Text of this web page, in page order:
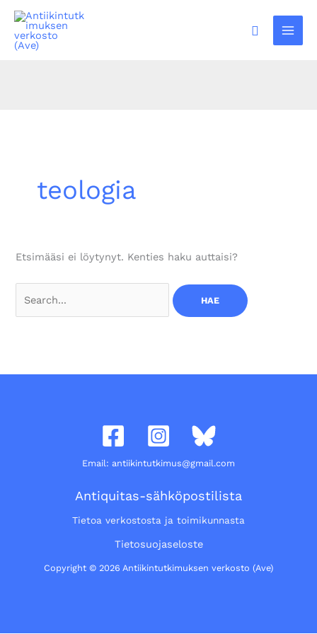
Siirry
sisältöön
Hae
teologia
Etsimääsi ei löytynyt. Kenties haku auttaisi?
Email: antiikintutkimus@gmail.com
Antiquitas-sähköpostilista
Tietoa verkostosta ja toimikunnasta
Tietosuojaseloste
Copyright © 2026 Antiikintutkimuksen verkosto (Ave)